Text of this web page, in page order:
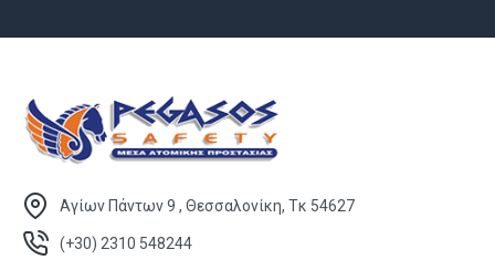
Αγίων Πάντων 9 , Θεσσαλονίκη, Τκ 54627
(+30) 2310 548244